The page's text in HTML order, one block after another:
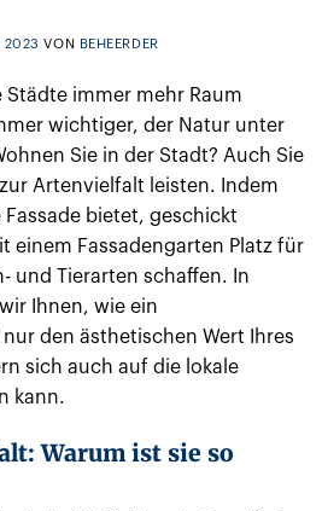
2023 VON BEHEERDER
Städte immer mehr Raum
wichtiger, der Natur unter
Sie in der Stadt? Auch Sie
Artenvielfalt leisten. Indem
Fassade bietet, geschickt
einem Fassadengarten Platz für
und Tierarten schaffen. In
Ihnen, wie ein
den ästhetischen Wert Ihres
sich auch auf die lokale
kann.
Warum ist sie so